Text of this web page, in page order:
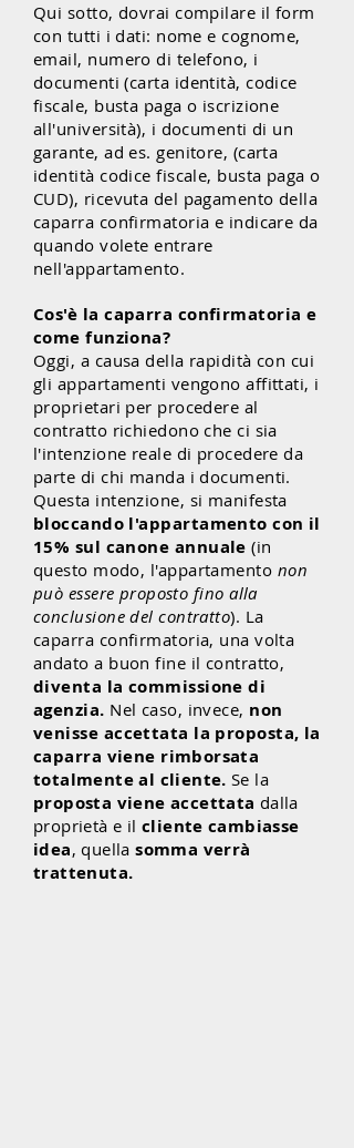
Qui sotto, dovrai compilare il form
con tutti i dati: nome e cognome,
email, numero di telefono, i
documenti (carta identità, codice
fiscale, busta paga o iscrizione
all'università), i documenti di un
garante, ad es. genitore, (carta
identità codice fiscale, busta paga o
CUD), ricevuta del pagamento della
caparra confirmatoria e indicare da
quando volete entrare
nell'appartamento.
Cos'è la caparra confirmatoria e
come funziona?
Oggi, a causa della rapidità con cui
gli appartamenti vengono affittati, i
proprietari per procedere al
contratto richiedono che ci sia
l'intenzione reale di procedere da
parte di chi manda i documenti.
Questa intenzione, si manifesta
bloccando l'appartamento con il
15% sul canone annuale (in
questo modo, l'appartamento non
può essere proposto fino alla
conclusione del contratto). La
caparra confirmatoria, una volta
andato a buon fine il contratto,
diventa la commissione di
agenzia. Nel caso, invece, non
venisse accettata la proposta, la
caparra viene rimborsata
totalmente al cliente. Se la
proposta viene accettata dalla
proprietà e il cliente cambiasse
idea, quellasomma verrà
trattenuta.